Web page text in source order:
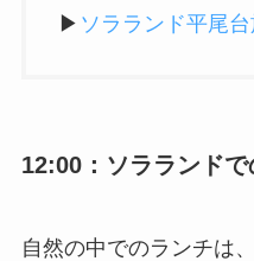
▶︎ ソラランド平尾
12:00：ソラランド
自然の中でのランチは